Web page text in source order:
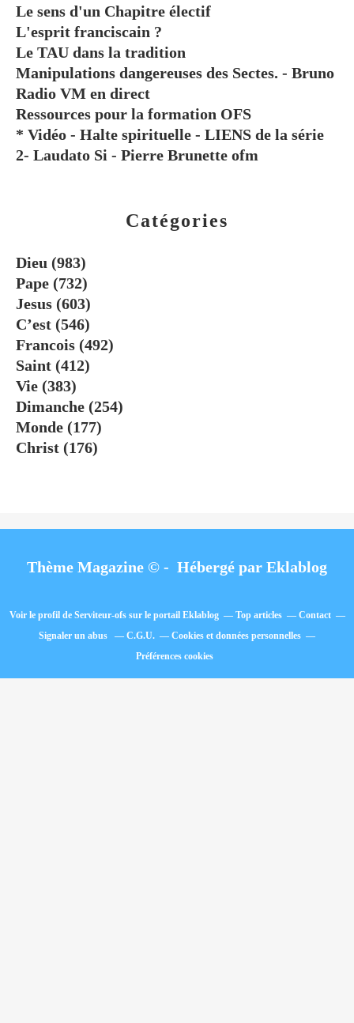
Catégories
Dieu (983)
Pape (732)
Jesus (603)
C’est (546)
Francois (492)
Saint (412)
Vie (383)
Dimanche (254)
Monde (177)
Christ (176)
Le sens d'un Chapitre électif
L'esprit franciscain ?
Le TAU dans la tradition
Manipulations dangereuses des Sectes. - Bruno
Radio VM en direct
Ressources pour la formation OFS
* Vidéo - Halte spirituelle - LIENS de la série
2- Laudato Si - Pierre Brunette ofm
Thème Magazine © - Hébergé par Eklablog
Voir le profil de Serviteur-ofssur le portail Eklablog Top articles
Contact
Signaler un abus
C.G.U.
Cookies et données personnelles
Préférences cookies